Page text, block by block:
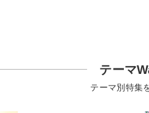
テーマ
テーマ別特集